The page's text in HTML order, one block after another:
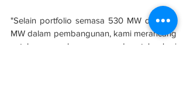
"Selain portfolio semasa 530 MW dan 102
MW dalam pembangunan, kami merancang
untuk meneroka pasaran dan teknologi